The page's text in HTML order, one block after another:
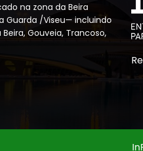
na zona da Beira
Guarda /Viseu— incluindo
Gouveia, Trancoso,